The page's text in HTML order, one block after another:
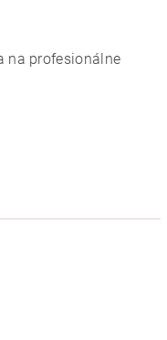
na profesionálne